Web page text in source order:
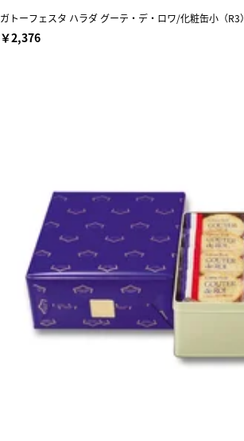
ガトーフェスタ ハラダ グーテ・デ・ロワ/化粧缶小（R3）
￥2,376